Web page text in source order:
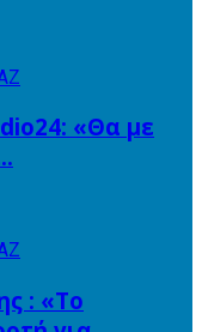
«Θα με
: «Το